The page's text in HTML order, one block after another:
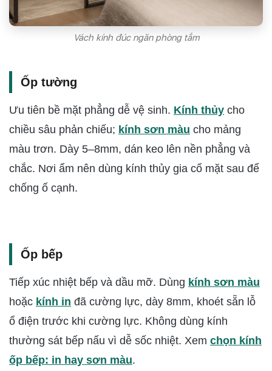
Vách kính đúc ngăn phòng tắm
Ốp tường
Ưu tiên bề mặt phẳng dễ vệ sinh. Kính thủy cho
chiều sâu phản chiếu; kính sơn màu cho mảng
màu trơn. Dày 5–8mm, dán keo lên nền phẳng và
chắc. Nơi ẩm nên dùng kính thủy gia cố mặt sau để
chống ố cạnh.
Ốp bếp
Tiếp xúc nhiệt bếp và dầu mỡ. Dùng kính sơn màu
hoặc kính in đã cường lực, dày 8mm, khoét sẵn lỗ
ổ điện trước khi cường lực. Không dùng kính
thường sát bếp nấu vì dễ sốc nhiệt. Xem chọn kính
ốp bếp: in hay sơn màu.